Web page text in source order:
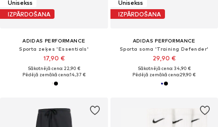
Unisekss
IZPĀRDOŠANA
ADIDAS PERFORMANCE
Sporta zeķes 'Essentials'
17,90 €
Sākotnējā cena: 22,90 €
Pēdējā zemākā cena:14,37 €
Unisekss
IZPĀRDOŠANA
ADIDAS PERFORMANCE
Sporta soma 'Training Defender'
29,90 €
Sākotnējā cena: 34,90 €
Pēdējā zemākā cena:29,90 €